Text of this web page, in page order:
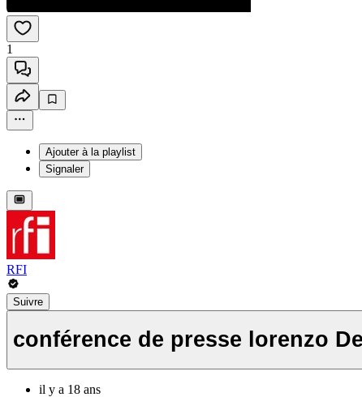
1
Ajouter à la playlist
Signaler
RFI
Suivre
conférence de presse lorenzo
il y a 18 ans